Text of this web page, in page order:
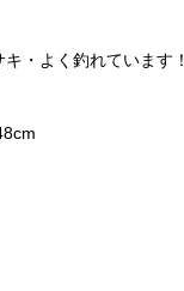
・よく釣れています！